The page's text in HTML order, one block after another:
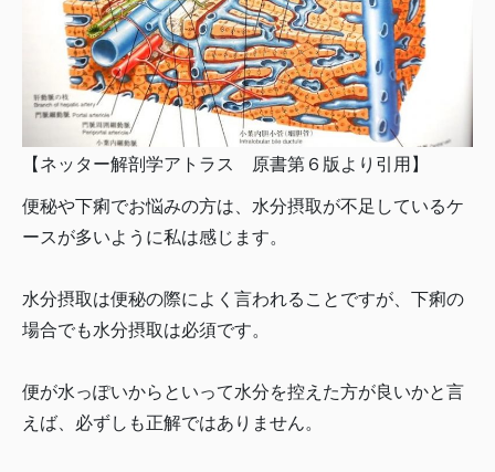
【ネッター解剖学アトラス 原書第６版より引用】
便秘や下痢でお悩みの方は、水分摂取が不足しているケ
ースが多いように私は感じます。
水分摂取は便秘の際によく言われることですが、下痢の
場合でも水分摂取は必須です。
便が水っぽいからといって水分を控えた方が良いかと言
えば、必ずしも正解ではありません。